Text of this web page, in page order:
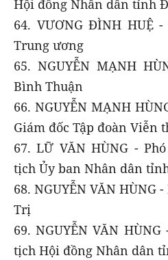
Hội đồng Nhân dân tỉnh
64. VƯƠNG ĐÌNH HUỆ
Trung ương
65. ​NGUYỄN MẠNH
Bình Thuận
66. NGUYỄN MẠNH
Giám đốc Tập đoàn Viễn
67. LỮ VĂN HÙNG -
tịch Ủy ban Nhân dân
68. NGUYỄN VĂN HÙNG
Trị
69. NGUYỄN VĂN
tịch Hội đồng Nhân dân